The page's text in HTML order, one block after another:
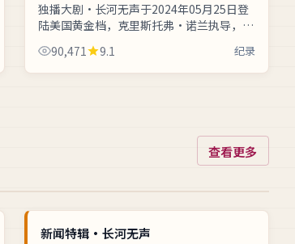
独播大剧·长河无声于2024年05月25日登
陆美国黄金档，克里斯托弗·诺兰执导，小
罗伯特·唐尼、汤姆·汉克斯、基努·里维
斯等主演。作品以纪录为基...
90,471 9.1 纪录
查看更多
法国
新闻特辑·长河无声